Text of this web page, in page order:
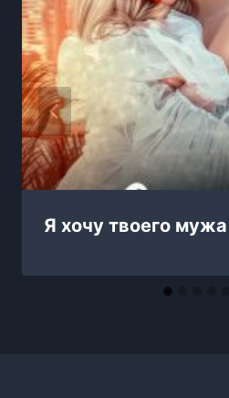
Я хочу твоего мужа